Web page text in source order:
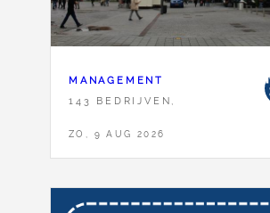
MANAGEMENT
143 BEDRIJVEN,
ZO, 9 AUG 2026